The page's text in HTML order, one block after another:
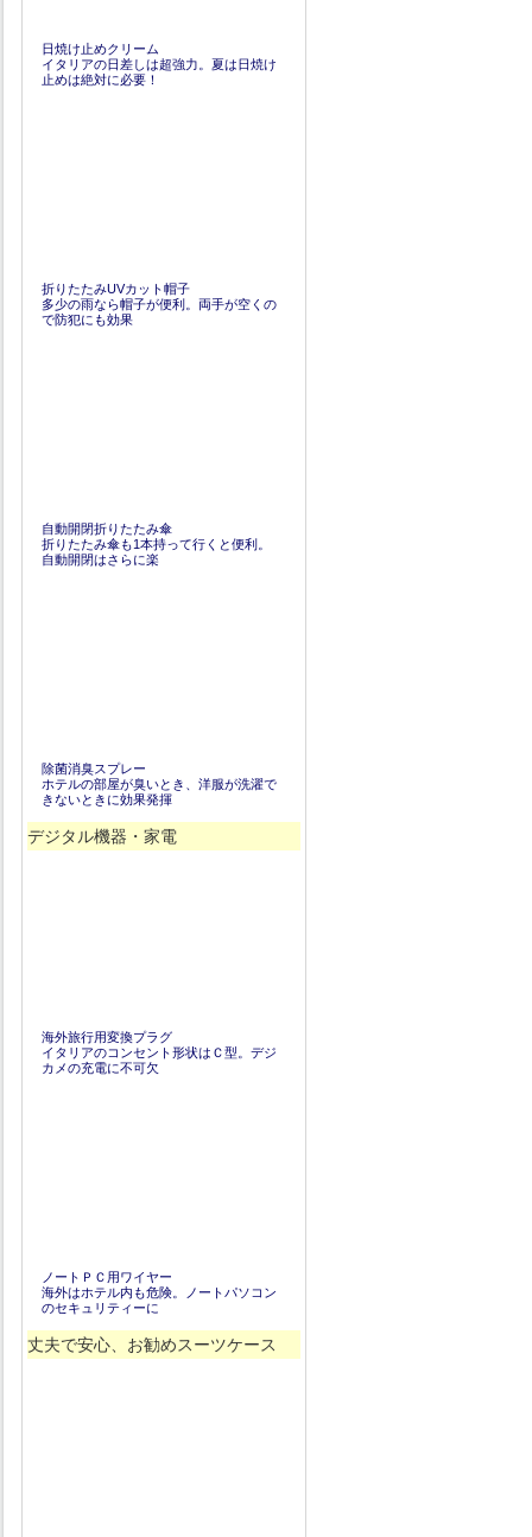
日焼け止めクリーム
イタリアの日差しは超強力。夏は日焼け
止めは絶対に必要！
折りたたみUVカット帽子
多少の雨なら帽子が便利。両手が空くの
で防犯にも効果
自動開閉折りたたみ傘
折りたたみ傘も1本持って行くと便利。
自動開閉はさらに楽
除菌消臭スプレー
ホテルの部屋が臭いとき、洋服が洗濯で
きないときに効果発揮
デジタル機器・家電
海外旅行用変換プラグ
イタリアのコンセント形状はＣ型。デジ
カメの充電に不可欠
ノートＰＣ用ワイヤー
海外はホテル内も危険。ノートパソコン
のセキュリティーに
丈夫で安心、お勧めスーツケース